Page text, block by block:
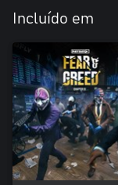
Incluído em